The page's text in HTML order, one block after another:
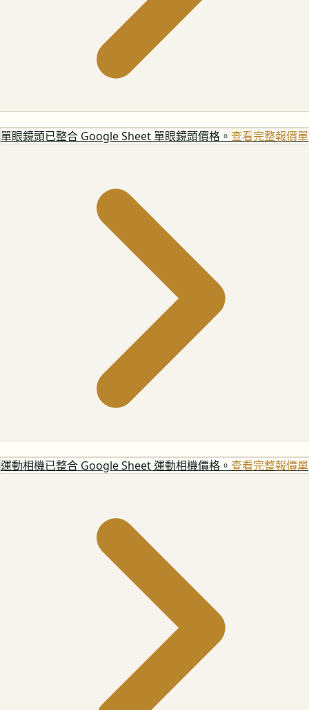
單眼鏡頭已整合 Google Sheet 單眼鏡頭價格。 查看完整報價單
運動相機已整合 Google Sheet 運動相機價格。 查看完整報價單